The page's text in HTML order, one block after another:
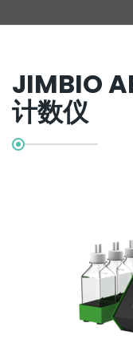
JIMBIO
计数仪